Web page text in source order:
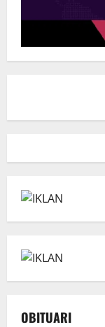
OBITUARI